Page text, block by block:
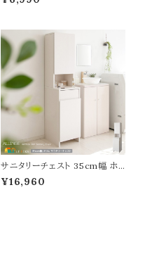
ア 丸椅子 スチールフレーム 合
ツール おすすめ おしゃれ 北欧
モダン スタイリッシュ エントラン
スチェア リビングスツール 玄関
スツール 玄関椅子 チェア
サニタリーチェスト 35cm幅 ホ
ワイト 木目柄 サニタリー収納ラ
ック 洗濯物収納 ランドリー収納
¥16,960